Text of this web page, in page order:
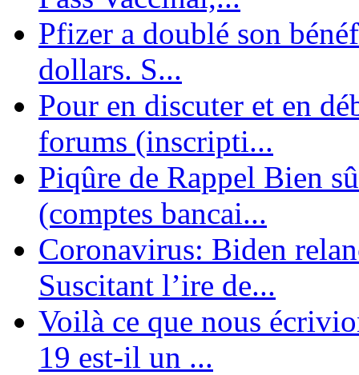
Pfizer a doublé son
dollars. S...
Pour en discuter et en
forums (inscripti...
Piqûre de Rappel Bien
(comptes bancai...
Coronavirus: Biden
Suscitant l’ire de...
Voilà ce que nous
19 est-il un ...